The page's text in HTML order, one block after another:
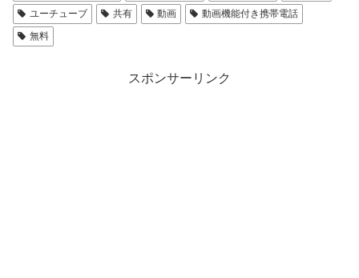
ユーチューブ
共有 動画
動画機能付き携帯電話
無料
スポンサーリンク